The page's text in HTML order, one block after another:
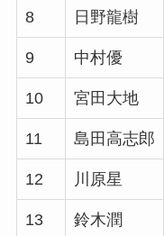
8 日野龍樹
9 中村優
10 宮田大地
11 島田高志郎
12 川原星
13 鈴木潤